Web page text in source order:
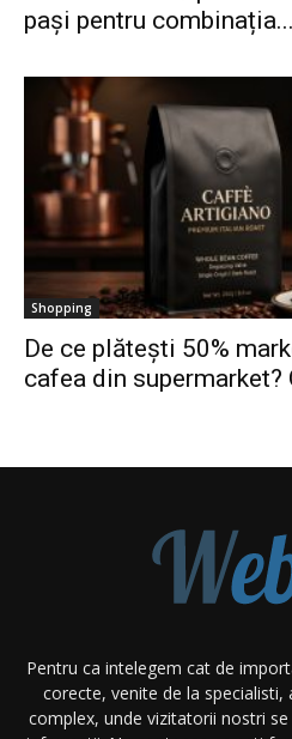
pași pentru combinația...
Shopping
De ce plătești 50%
cafea din supermarket?
Pentru ca intelegem cat de
corecte, venite de la
complex, unde vizitatorii nostri